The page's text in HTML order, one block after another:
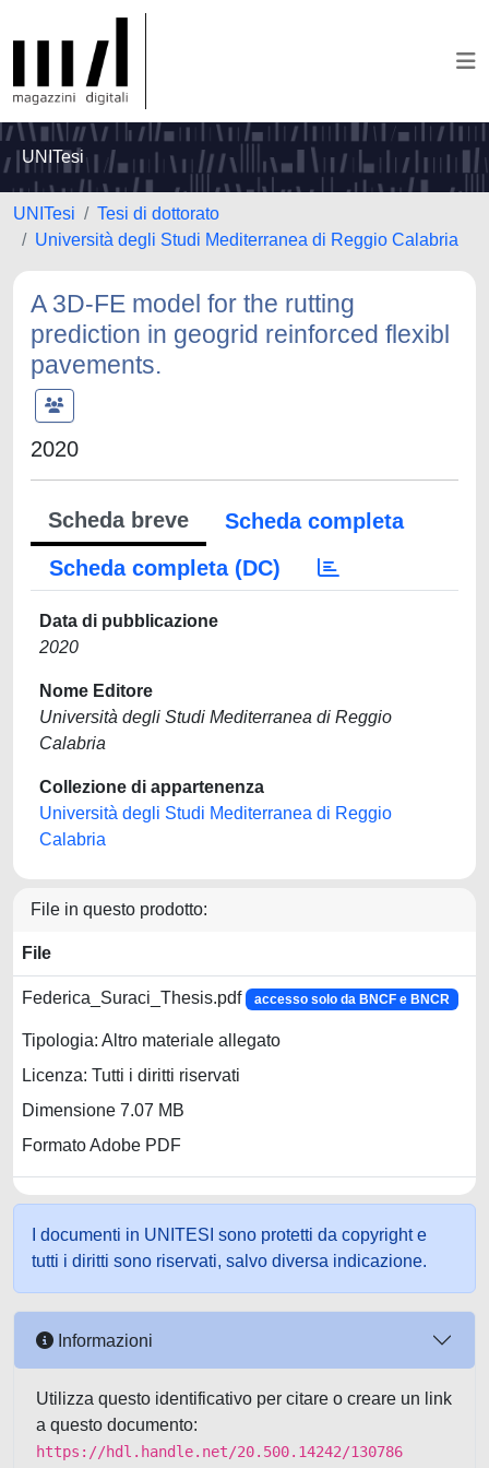
UNITesi
UNITesi
Tesi di dottorato
Università degli Studi Mediterranea di Reggio Calabria
A 3D-FE model for the rutting
prediction in geogrid reinforced flexibl
pavements.
2020
Scheda breve
Scheda completa
Scheda completa (DC)
Data di pubblicazione
2020
Nome Editore
Università degli Studi Mediterranea di Reggio
Calabria
Collezione di appartenenza
Università degli Studi Mediterranea di Reggio
Calabria
File in questo prodotto:
File
Federica_Suraci_Thesis.pdf accesso solo da BNCF e BNCR
Tipologia: Altro materiale allegato
Licenza: Tutti i diritti riservati
Dimensione 7.07 MB
Formato Adobe PDF
I documenti in UNITESI sono protetti da copyright e
tutti i diritti sono riservati, salvo diversa indicazione.
Informazioni
Utilizza questo identificativo per citare o creare un link
a questo documento:
https://hdl.handle.net/20.500.14242/130786